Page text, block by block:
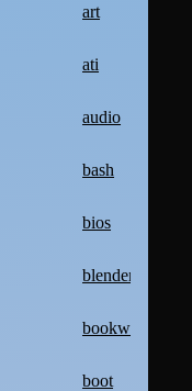
art
ati
audio
bash
bios
blender
bookworm
boot